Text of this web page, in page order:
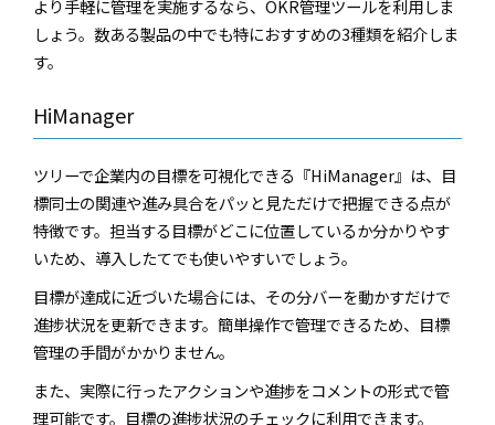
より手軽に管理を実施するなら、OKR管理ツールを利用しま
しょう。数ある製品の中でも特におすすめの3種類を紹介しま
す。
HiManager
ツリーで企業内の目標を可視化できる『HiManager』は、目
標同士の関連や進み具合をパッと見ただけで把握できる点が
特徴です。担当する目標がどこに位置しているか分かりやす
いため、導入したてでも使いやすいでしょう。
目標が達成に近づいた場合には、その分バーを動かすだけで
進捗状況を更新できます。簡単操作で管理できるため、目標
管理の手間がかかりません。
また、実際に行ったアクションや進捗をコメントの形式で管
理可能です。目標の進捗状況のチェックに利用できます。